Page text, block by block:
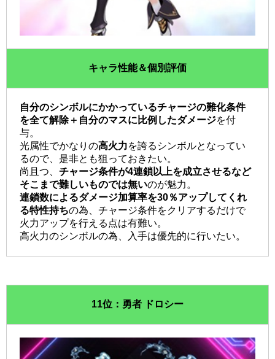
キャラ性能＆個別評価
自分のシンボルにかかっているチャージの難化条件
を全て解除＋自分のマスに比例したダメージを付
与。
光属性でかなりの高火力を誇るシンボルとなってい
るので、是非とも狙っておきたい。
尚且つ、チャージ条件が4連鎖以上を成立させるなど
そこまで難しいものでは無いのが魅力。
連鎖数によるダメージ加算率を30％アップしてくれ
る特性持ちの為、チャージ条件をクリアするだけで
火力アップを行える点は有難い。
高火力のシンボルの為、入手は優先的に行いたい。
11位：勇者 ドロシー